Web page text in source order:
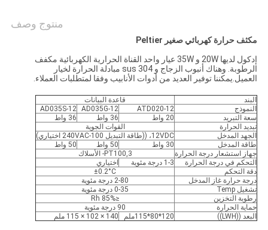
منتوج وصف
مكثف حرارة كهربائي صغير Peltier
إدكول لديها 20W و 35W عيار واحد القناة الحرارية الكهربائية مكفف
الرطوبة. وهناك أنبوب الزجاج و sus 304 مبادلة الحرارة لخيار
العميل.يمكننا توفير العديد من أدوات الأنابيب وفقا لمتطلبات العملاء.
البند
قاعدة البيانات
النموذج
ATD020-12
AD035G-12
AD035S-12
سعة التبريد
20 واط 36 واط
36 واط
تبديد الحرارة
القوات الجوية
الجهد المدخل
12VDC، ((طاقة التبديل 100-240VAC اختياري)
طاقة المدخل
30 واط 50 واط
50 واط
جهاز استشعار درجة الحرارة
PT100,3- الأسلاك
التحكم في درجة الحرارة
1-3 درجة مئوية
اختياري
دقة التحكم
±0.2°C
درجة حرارة غاز المدخل
2-80 درجة مئوية
تشغيل Temp
0-35 درجة مئوية
رطوبة التخزين
≤85% Rh
حماية الحرارة
90 درجة مئوية
البعد ((LWH))
120*80*115ملم 140 × 102 × 115 ملم